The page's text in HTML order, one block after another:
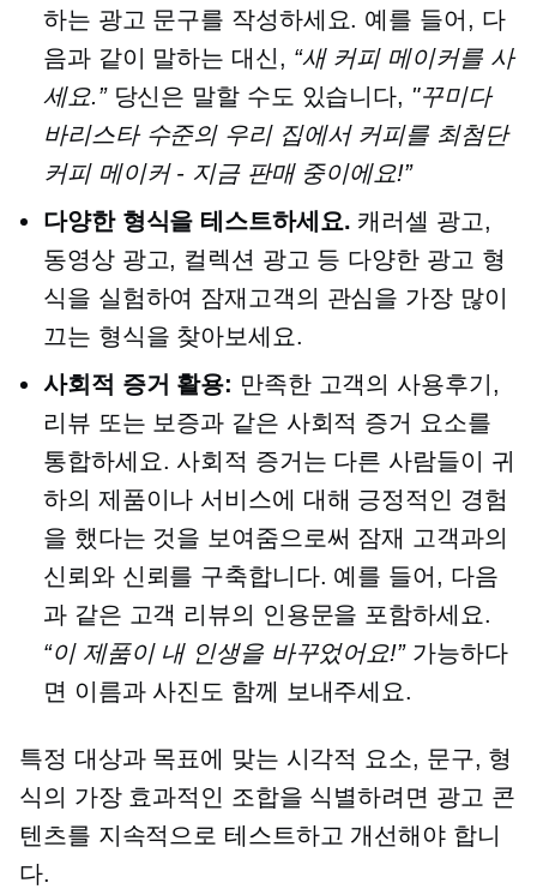
하는 광고 문구를 작성하세요. 예를 들어, 다
음과 같이 말하는 대신, “새 커피 메이커를 사
세요.”당신은 말할 수도 있습니다, "꾸미다
바리스타 수준의우리 집에서 커피를 최첨단
커피 메이커 - 지금 판매 중이에요!”
다양한 형식을 테스트하세요. 캐러셀 광고,
동영상 광고, 컬렉션 광고 등 다양한 광고 형
식을 실험하여 잠재고객의 관심을 가장 많이
끄는 형식을 찾아보세요.
사회적 증거 활용: 만족한 고객의 사용후기,
리뷰 또는 보증과 같은 사회적 증거 요소를
통합하세요. 사회적 증거는 다른 사람들이 귀
하의 제품이나 서비스에 대해 긍정적인 경험
을 했다는 것을 보여줌으로써 잠재 고객과의
신뢰와 신뢰를 구축합니다. 예를 들어, 다음
과 같은 고객 리뷰의 인용문을 포함하세요.
“이 제품이 내 인생을 바꾸었어요!”가능하다
면 이름과 사진도 함께 보내주세요.
특정 대상과 목표에 맞는 시각적 요소, 문구, 형
식의 가장 효과적인 조합을 식별하려면 광고 콘
텐츠를 지속적으로 테스트하고 개선해야 합니
다.